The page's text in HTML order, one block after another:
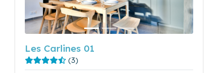
Les Carlines 01
(3)